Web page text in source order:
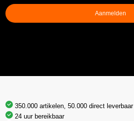
Aanmelden
350.000 artikelen, 50.000 direct leverbaar
24 uur bereikbaar